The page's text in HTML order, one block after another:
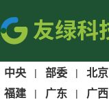
中央 | 部委 | 北京
福建 | 广东 | 广西